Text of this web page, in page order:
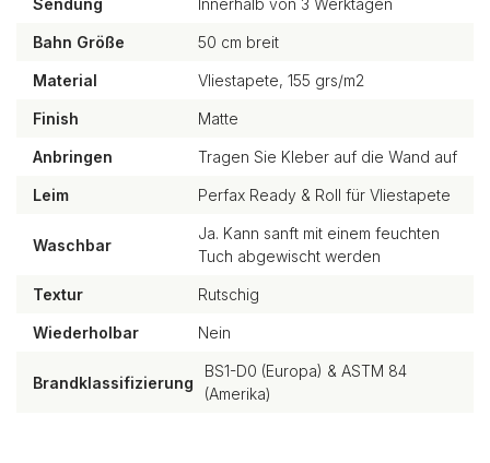
Sendung Innerhalb von 3 Werktagen
Bahn Größe 50 cm breit
Material Vliestapete, 155 grs/m2
Finish Matte
Anbringen Tragen Sie Kleber auf die Wand auf
Leim Perfax Ready & Roll für Vliestapete
Waschbar
Ja. Kann sanft mit einem feuchten
Tuch abgewischt werden
Textur Rutschig
Wiederholbar Nein
Brandklassifizierung
BS1-D0 (Europa) & ASTM 84
(Amerika)